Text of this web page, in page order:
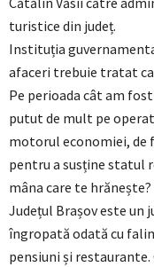
turistice din județ.
Instituția
afaceri trebuie tratat
Pe perioada cât am
putut de mult pe
motorul economiei, de
pentru a susține statul
mâna care te
Județul Brașov este un
îngropată odată cu
pensiuni și